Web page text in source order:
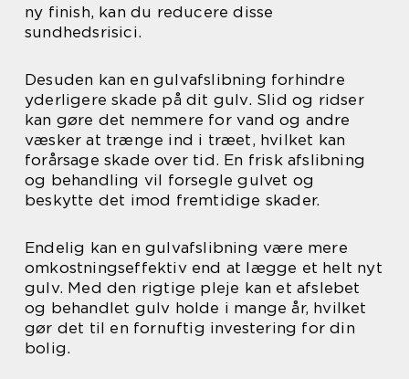
ny finish, kan du reducere disse
sundhedsrisici.
Desuden kan en gulvafslibning forhindre
yderligere skade på dit gulv. Slid og ridser
kan gøre det nemmere for vand og andre
væsker at trænge ind i træet, hvilket kan
forårsage skade over tid. En frisk afslibning
og behandling vil forsegle gulvet og
beskytte det imod fremtidige skader.
Endelig kan en gulvafslibning være mere
omkostningseffektiv end at lægge et helt nyt
gulv. Med den rigtige pleje kan et afslebet
og behandlet gulv holde i mange år, hvilket
gør det til en fornuftig investering for din
bolig.